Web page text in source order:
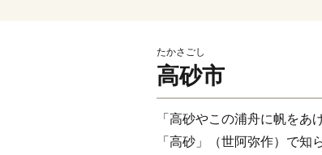
たかさごし
高砂市
「高砂やこの浦舟に帆を
「高砂」（世阿弥作）で